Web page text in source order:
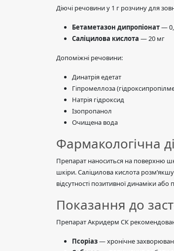
Діючі речовини у 1 г розчину для
Бетаметазон дипропіонат—
Саліцилова кислота — 20 мг
Допоміжні речовини:
Динатрія едетат
Гіпромеллоза
Натрія гідроксид
Ізопропанол
Очищена вода
Фармакологічна
Препарат наноситься на поверхню
шкіри. Саліцилова кислота
відсутності позитивної динаміки
Показання до
Препарат Акридерм СК
Псоріаз— хронічне